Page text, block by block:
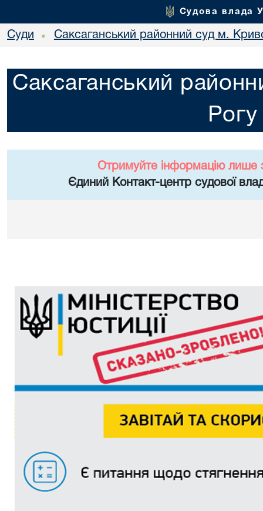
Судова влада
Суди • Саксаганський районний суд м.
Саксаганський
Рогу
Отримуйте інформацію лише
Єдиний Контакт-центр судової